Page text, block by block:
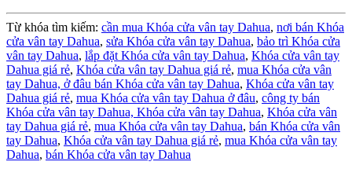
Từ khóa tìm kiếm: cần mua Khóa cửa vân tay Dahua, nơi bán Khóa
cửa vân tay Dahua, sửa Khóa cửa vân tay Dahua, bảo trì Khóa cửa
vân tay Dahua, lắp đặt Khóa cửa vân tay Dahua, Khóa cửa vân tay
Dahua giá rẻ, Khóa cửa vân tay Dahua giá rẻ, mua Khóa cửa vân
tay Dahua, ở đâu bán Khóa cửa vân tay Dahua, Khóa cửa vân tay
Dahua giá rẻ, mua Khóa cửa vân tay Dahua ở đâu, công ty bán
Khóa cửa vân tay Dahua, Khóa cửa vân tay Dahua, Khóa cửa vân
tay Dahua giá rẻ, mua Khóa cửa vân tay Dahua, bán Khóa cửa vân
tay Dahua, Khóa cửa vân tay Dahua giá rẻ, mua Khóa cửa vân tay
Dahua, bán Khóa cửa vân tay Dahua